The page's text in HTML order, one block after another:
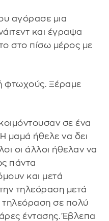
αγόρασε μια
και έγραψα
στο πίσω μέρος με
φτωχούς. Ξέραμε
σε ένα
μαμά ήθελε να δει
οι άλλοι ήθελαν να
πάντα
και μετά
τηλεόραση μετά
τηλεόραση σε πολύ
έντασης. Έβλεπα